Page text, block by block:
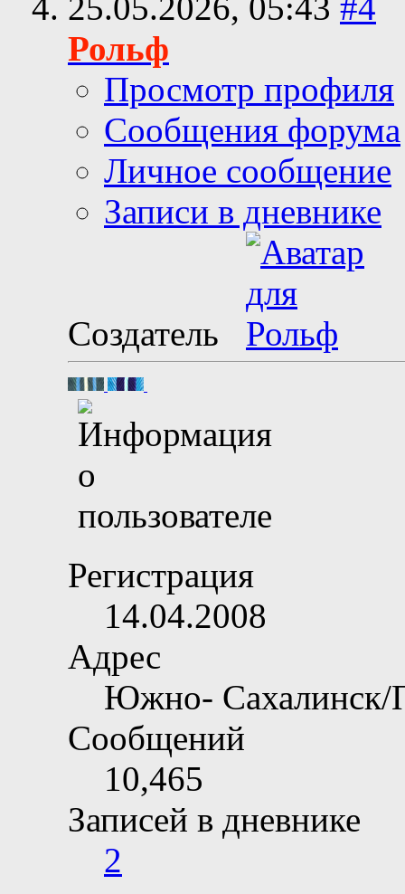
25.05.2026, 05:43 #4
Рольф
Просмотр профиля
Сообщения форума
Личное сообщение
Записи в дневнике
Создатель
Регистрация
14.04.2008
Адрес
Южно- Сахалинск/
Сообщений
10,465
Записей в дневнике
2